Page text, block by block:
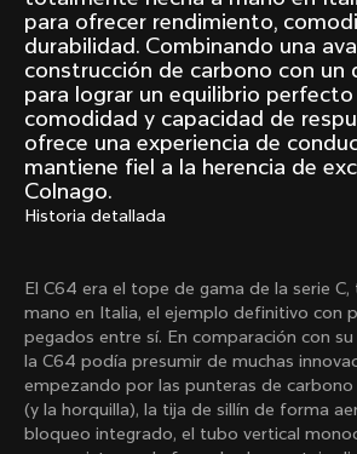
1980
1983
Arabesque
1983
Oval CX
1983
Master Krono
1984
Master
1985
10 de 71
para ofrecer rendimiento,
durabilidad. Combinando una
construcción de carbono con un
para lograr un equilibrio
comodidad y capacidad de
ofrece una experiencia de
mantiene fiel a la herencia de
Colnago.
Historia detallada
El C64 era el tope de gama de la serie
mano en Italia, el ejemplo definitivo con
pegados entre sí. En comparación con
la C64 podía presumir de muchas
empezando por las punteras de
(y la horquilla), la tija de sillín de forma
bloqueo integrado, el tubo vertical